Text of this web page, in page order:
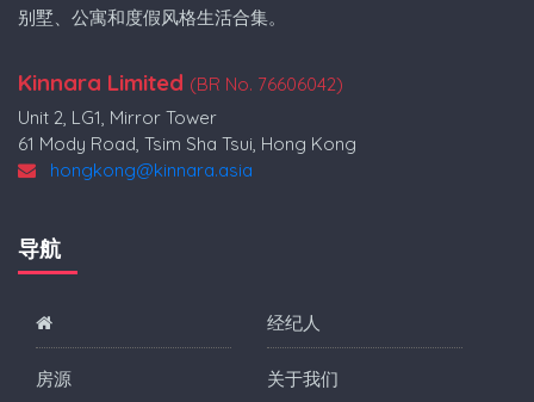
别墅、公寓和度假风格生活合集。
Kinnara Limited (BR No. 76606042)
Unit 2, LG1, Mirror Tower
61 Mody Road, Tsim Sha Tsui, Hong Kong
hongkong@kinnara.asia
导航
房源
经纪人
关于我们